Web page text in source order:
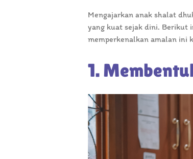
Mengajarkan anak shalat
yang kuat sejak dini. Berikut
memperkenalkan amalan ini
1.